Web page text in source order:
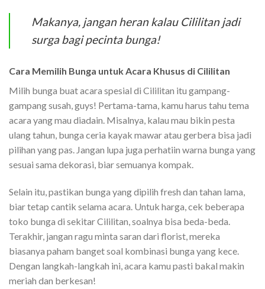
Makanya, jangan heran kalau Cililitan jadi
surga bagi pecinta bunga!
Cara Memilih Bunga untuk Acara Khusus di Cililitan
Milih bunga buat acara spesial di Cililitan itu gampang-
gampang susah, guys! Pertama-tama, kamu harus tahu tema
acara yang mau diadain. Misalnya, kalau mau bikin pesta
ulang tahun, bunga ceria kayak mawar atau gerbera bisa jadi
pilihan yang pas. Jangan lupa juga perhatiin warna bunga yang
sesuai sama dekorasi, biar semuanya kompak.
Selain itu, pastikan bunga yang dipilih fresh dan tahan lama,
biar tetap cantik selama acara. Untuk harga, cek beberapa
toko bunga di sekitar Cililitan, soalnya bisa beda-beda.
Terakhir, jangan ragu minta saran dari florist, mereka
biasanya paham banget soal kombinasi bunga yang kece.
Dengan langkah-langkah ini, acara kamu pasti bakal makin
meriah dan berkesan!